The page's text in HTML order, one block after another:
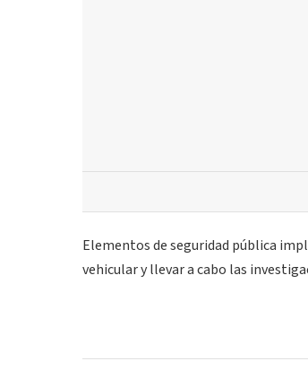
Elementos de seguridad pública
vehicular y llevar a cabo las